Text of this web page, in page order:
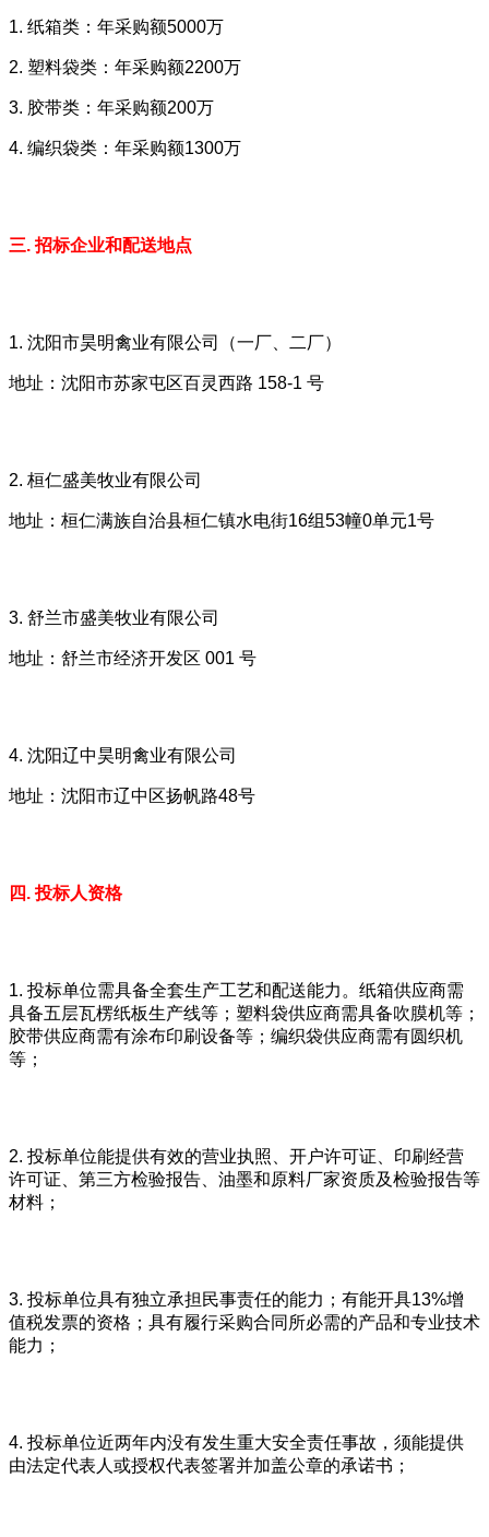
1. 纸箱类：年采购额5000万
2. 塑料袋类：年采购额2200万
3. 胶带类：年采购额200万
4. 编织袋类：年采购额1300万
三. 招标企业和配送地点
1. 沈阳市昊明禽业有限公司（一厂、二厂）
地址：沈阳市苏家屯区百灵西路 158-1 号
2. 桓仁盛美牧业有限公司
地址：桓仁满族自治县桓仁镇水电街16组53幢0单元1号
3. 舒兰市盛美牧业有限公司
地址：舒兰市经济开发区 001 号
4. 沈阳辽中昊明禽业有限公司
地址：沈阳市辽中区扬帆路48号
四. 投标人资格
1. 投标单位需具备全套生产工艺和配送能力。纸箱供应商需
具备五层瓦楞纸板生产线等；塑料袋供应商需具备吹膜机等；
胶带供应商需有涂布印刷设备等；编织袋供应商需有圆织机
等；
2. 投标单位能提供有效的营业执照、开户许可证、印刷经营
许可证、第三方检验报告、油墨和原料厂家资质及检验报告等
材料；
3. 投标单位具有独立承担民事责任的能力；有能开具13%增
值税发票的资格；具有履行采购合同所必需的产品和专业技术
能力；
4. 投标单位近两年内没有发生重大安全责任事故，须能提供
由法定代表人或授权代表签署并加盖公章的承诺书；